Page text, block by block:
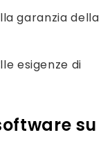
garanzia della
esigenze di
su